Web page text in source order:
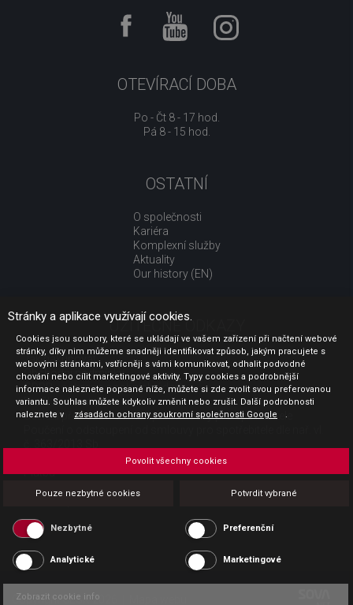
OTEVÍRACÍ DOBA
Po - Čt 8 - 17 hod.
Pá 8 - 15 hod.
OSTATNÍ
O společnosti
Kariéra
Komplexní služby
Aktuality
Our history (EN)
UŽITEČNÉ ODKAZY
Jak nakupovat
Obchodní podmínky
GDPR - ochrana osobních údajů
Profil zadavatele
Sdělení před uzavřením kupní smlouvy pro spotřebitele
Platba
Povinná publicita
Copyright CESK 2026 |
Stránky a aplikace využívají cookies.
Cookies jsou soubory, které se ukládají ve vašem zařízení při načtení webové
stránky, díky nim můžeme snadněji identifikovat způsob, jakým pracujete s
webovými stránkami, vstřícněji s vámi komunikovat, odhalit podvodné
chování nebo cílit marketingové aktivity. Typy cookies a podrobnější
informace naleznete popsané níže, můžete si zde zvolit svou preferovanou
variantu. Souhlas můžete kdykoliv změnit nebo zrušit. Další podrobnosti
naleznete v
zásadách ochrany soukromí společnosti Google .
Pouze nezbytné cookies Potvrdit vybrané
Povolit všechny cookies
Nezbytné Preferenční
Analytické Marketingové
Zobrazit cookie info